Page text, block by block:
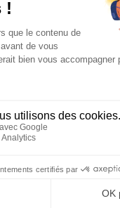
centre
nécessaire
d'ajouter le transfert
place (en
: L'accrobranche se